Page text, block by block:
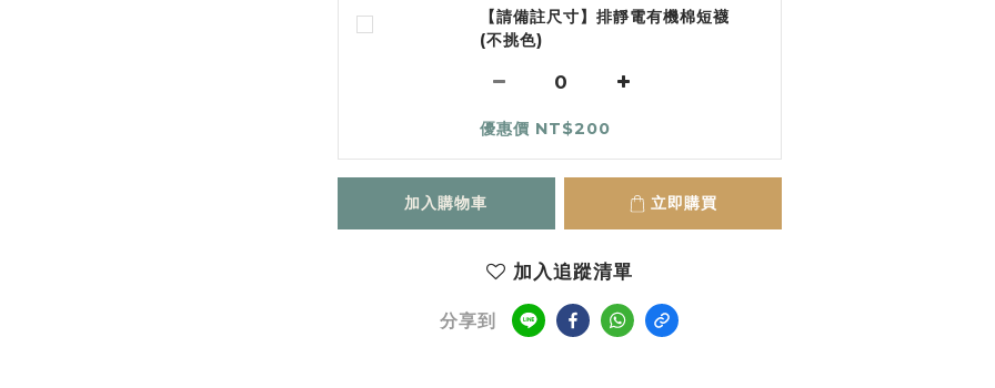
【請備註尺寸】排靜電有機棉短襪
(不挑色)
優惠價 NT$200
加入購物車 立即購買
加入追蹤清單
分享到